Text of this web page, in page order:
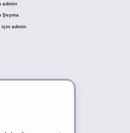
admin
Şeyma
için admin